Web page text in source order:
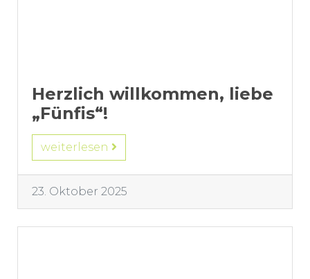
Herzlich willkommen, liebe
„Fünfis“!
weiterlesen
23. Oktober 2025